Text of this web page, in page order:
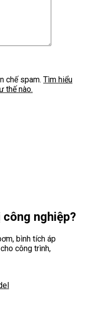
chế spam. Tìm hiểu
thế nào.
nghiệp?
bình tích áp
công trình,